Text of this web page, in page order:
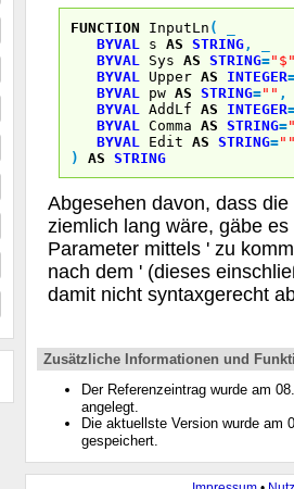
FUNCTION InputLn (
BYVAL
s AS STRING ,
BYVAL
Sys AS STRING=
BYVAL
Upper AS INTEGER
BYVAL
pw AS STRING="" ,
BYVAL
AddLf AS INTEGER
BYVAL
Comma AS STRING=
BYVAL
Edit AS STRING=
)
AS STRING
Abgesehen davon, dass
ziemlich lang wäre, gäbe
Parameter mittels ' zu
nach dem ' (dieses
damit nicht syntaxgerecht
Zusätzliche Informationen und
Der Referenzeintrag wurde am
angelegt.
Die aktuellste Version wurde am
gespeichert.